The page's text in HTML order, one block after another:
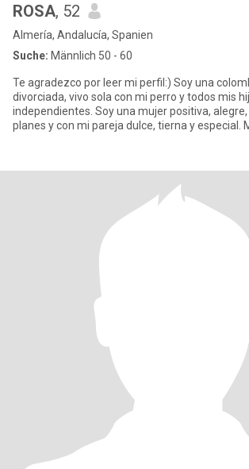
ROSA, 52
Almería, Andalucía, Spanien
Suche: Männlich 50 - 60
Te agradezco por leer mi perfil:) Soy una
divorciada, vivo sola con mi perro y todos mis
independientes. Soy una mujer positiva,
planes y con mi pareja dulce, tierna y especial.